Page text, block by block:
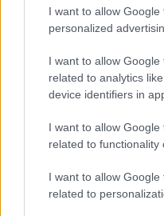
I want to allow Google
personalized
I want to allow
related to analytics
device identifiers in
I want to allow
related to functionality
I want to allow
related to
játékosa: „A
nagyobb
Élete szezonját futja.
szerepe van Bognár
bronzérmet már
tudja, hogy az arany a
kellett, de ma már nem
teljesedett ki a